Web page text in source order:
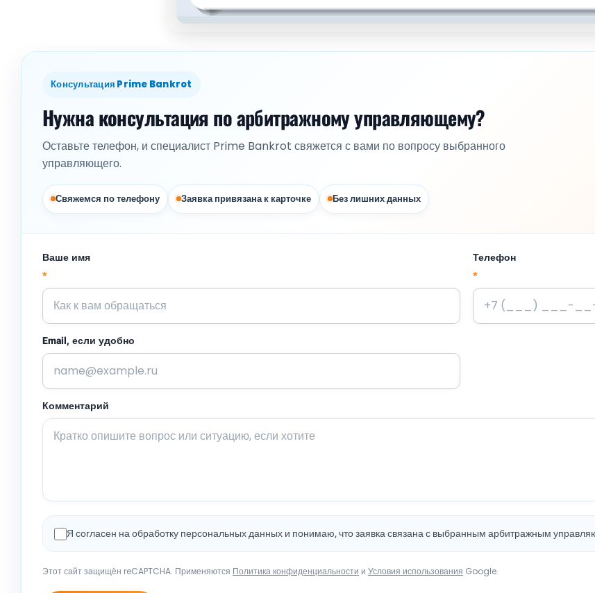
Консультация Prime Bankrot
Нужна консультация по арбитражному управляющему?
Оставьте телефон, и специалист Prime Bankrot свяжется с вами по вопросу выбранного
управляющего.
Свяжемся по телефону Заявка привязана к карточке Без лишних данных
Ваше имя
*
Телефон
*
Email, если удобно
Комментарий
Я согласен на обработку персональных данных и понимаю, что заявка связана с выбранным арбитражным
Этот сайт защищён reCAPTCHA. Применяются Политика конфиденциальности и Условия использования Google.